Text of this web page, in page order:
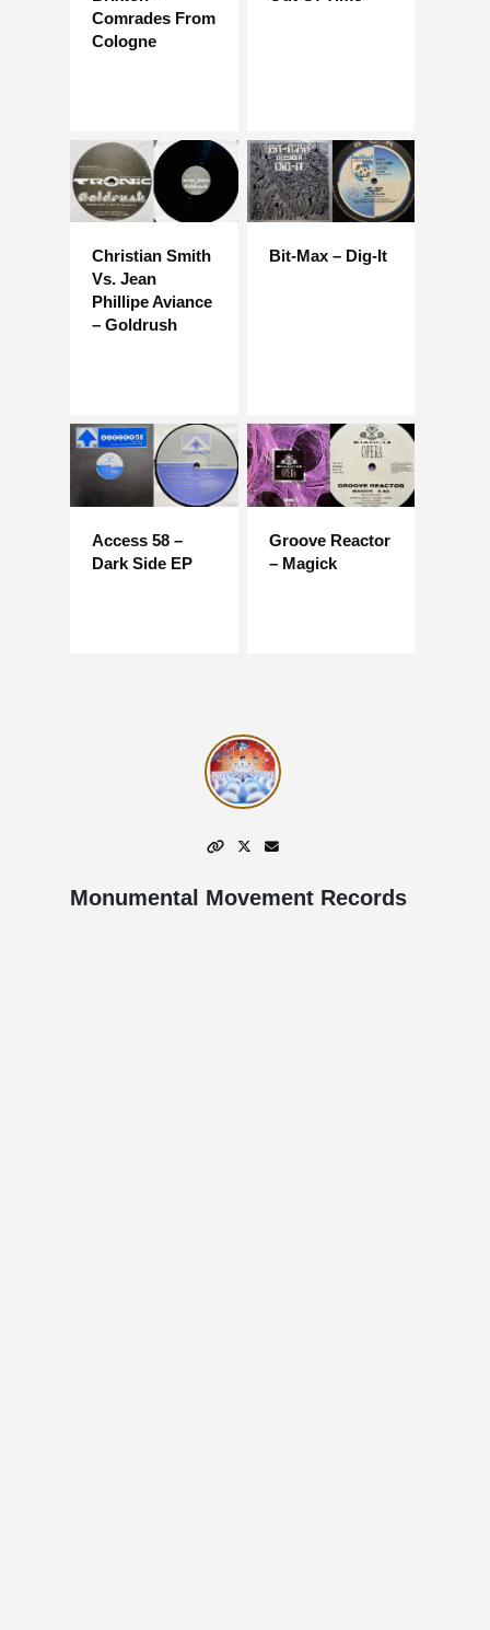
Comrades From
Cologne
Christian Smith
Vs. Jean
Phillipe Aviance
– Goldrush
Bit-Max – Dig-It
Access 58 –
Dark Side EP
Groove Reactor
– Magick
Monumental Movement Records